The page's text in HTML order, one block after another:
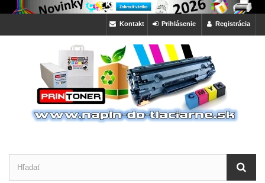
Registrácia
Prihlásenie
Kontakt